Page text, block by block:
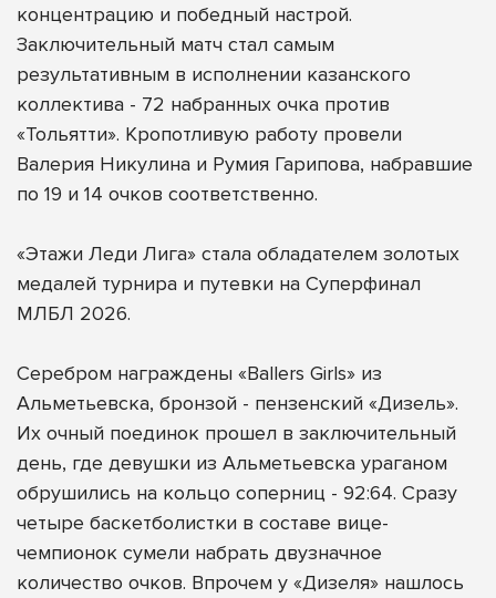
концентрацию и победный настрой.
Заключительный матч стал самым
результативным в исполнении казанского
коллектива - 72 набранных очка против
«Тольятти». Кропотливую работу провели
Валерия Никулина и Румия Гарипова, набравшие
по 19 и 14 очков соответственно.
«Этажи Леди Лига» стала обладателем золотых
медалей турнира и путевки на Суперфинал
МЛБЛ 2026.
Серебром награждены «Ballers Girls» из
Альметьевска, бронзой - пензенский «Дизель».
Их очный поединок прошел в заключительный
день, где девушки из Альметьевска ураганом
обрушились на кольцо соперниц - 92:64. Сразу
четыре баскетболистки в составе вице-
чемпионок сумели набрать двузначное
количество очков. Впрочем у «Дизеля» нашлось